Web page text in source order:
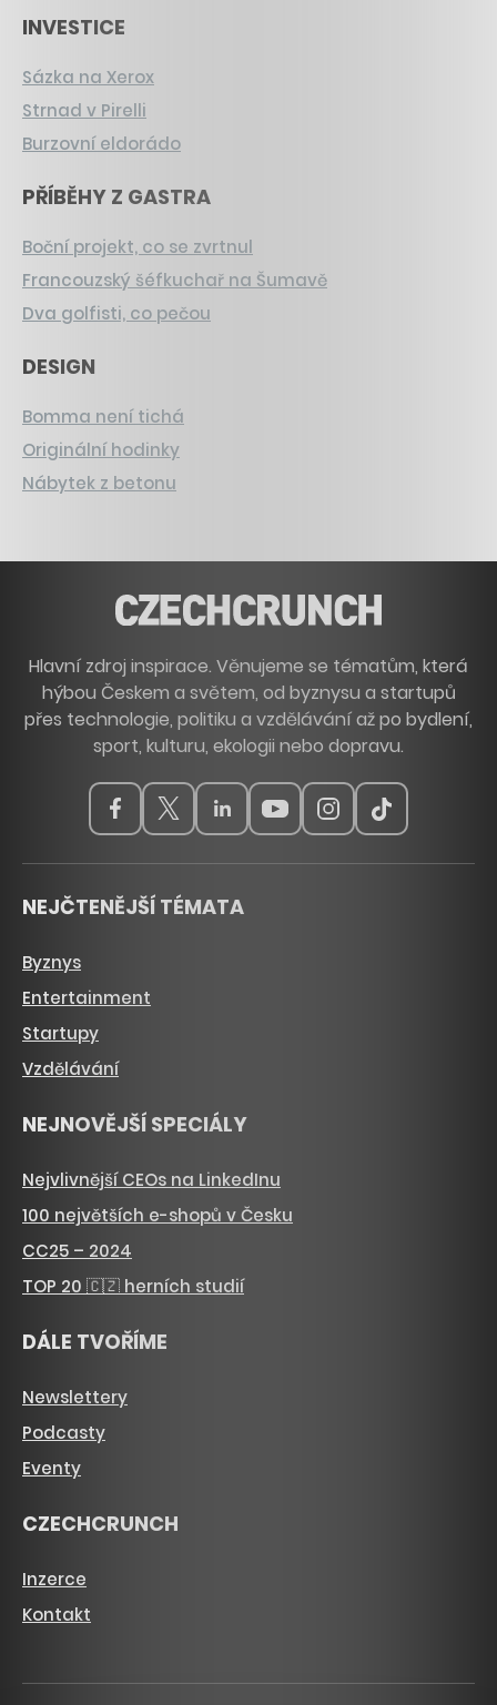
INVESTICE
Sázka na Xerox
Strnad v Pirelli
Burzovní eldorádo
PŘÍBĚHY Z GASTRA
Boční projekt, co se zvrtnul
Francouzský šéfkuchař na Šumavě
Dva golfisti, co pečou
DESIGN
Bomma není tichá
Originální hodinky
Nábytek z betonu
Hlavní zdroj inspirace. Věnujeme se tématům, která
hýbou Českem a světem, od byznysu a startupů
přes technologie, politiku a vzdělávání až po bydlení,
sport, kulturu, ekologii nebo dopravu.
NEJČTENĚJŠÍ TÉMATA
Byznys
Entertainment
Startupy
Vzdělávání
NEJNOVĚJŠÍ SPECIÁLY
Nejvlivnější CEOs na LinkedInu
100 největších e-shopů v Česku
CC25 – 2024
TOP 20 🇨🇿 herních studií
DÁLE TVOŘÍME
Newslettery
Podcasty
Eventy
CZECHCRUNCH
Inzerce
Kontakt